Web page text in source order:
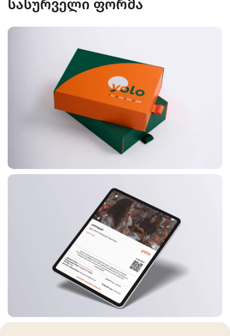
სასურველი ფორმა